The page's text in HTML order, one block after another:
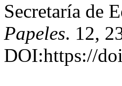
Secretaría de
Papeles. 12,
DOI:https://